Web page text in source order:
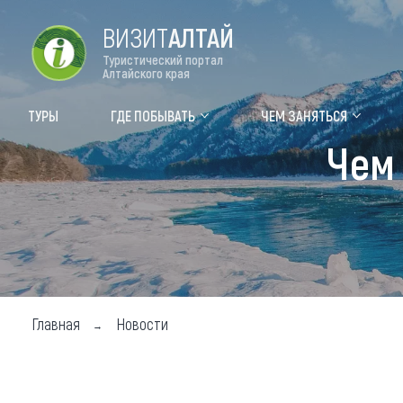
Туры Где
ВИЗИТАЛТАЙ
Туристический портал
Алтайского края
ТУРЫ ГДЕ ПОБЫВАТЬ ЧЕМ ЗАНЯТЬСЯ
Чем
Главная Новости